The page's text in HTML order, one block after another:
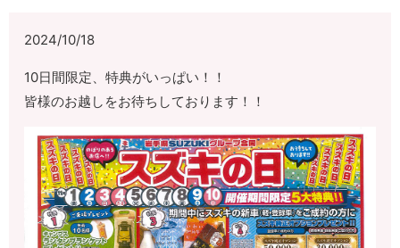
2024/10/18
10日間限定、特典がいっぱい！！
皆様のお越しをお待ちしております！！